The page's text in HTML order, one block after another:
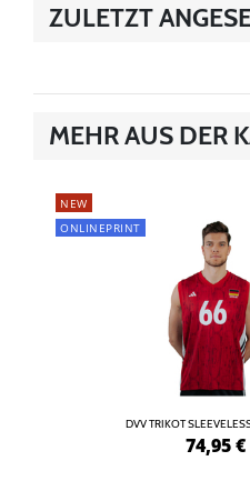
ZULETZT
MEHR AUS DER
NEW
ONLINEPRINT
DVV TRIKOT
74,95€